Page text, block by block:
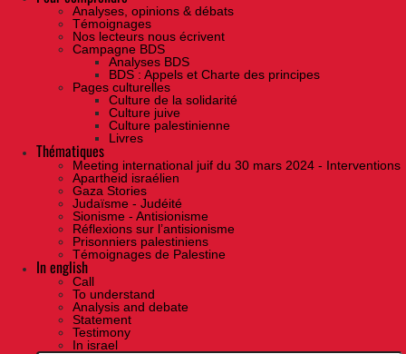
Analyses, opinions & débats
Témoignages
Nos lecteurs nous écrivent
Campagne BDS
Analyses BDS
BDS : Appels et Charte des principes
Pages culturelles
Culture de la solidarité
Culture juive
Culture palestinienne
Livres
Thématiques
Meeting international juif du 30 mars 2024 - Interventions
Apartheid israélien
Gaza Stories
Judaïsme - Judéité
Sionisme - Antisionisme
Réflexions sur l’antisionisme
Prisonniers palestiniens
Témoignages de Palestine
In english
Call
To understand
Analysis and debate
Statement
Testimony
In israel